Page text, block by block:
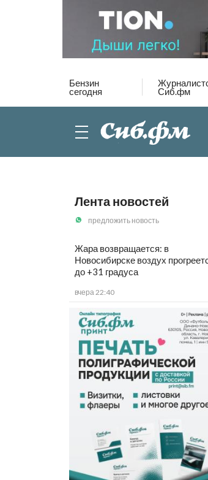
Бензин
сегодня Сиб.фм
Лента новостей
предложить новость
Жара возвращается: в
Новосибирске воздух
до +31 градуса
вчера 22:40